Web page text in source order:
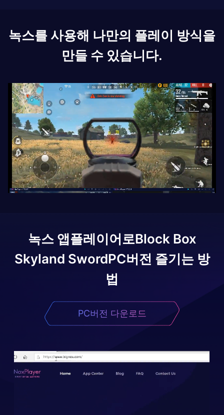
녹스를 사용해 나만의 플레이 방식을
만들 수 있습니다.
녹스 앱플레이어로Block Box
Skyland SwordPC버전 즐기는 방
법
PC버전 다운로드